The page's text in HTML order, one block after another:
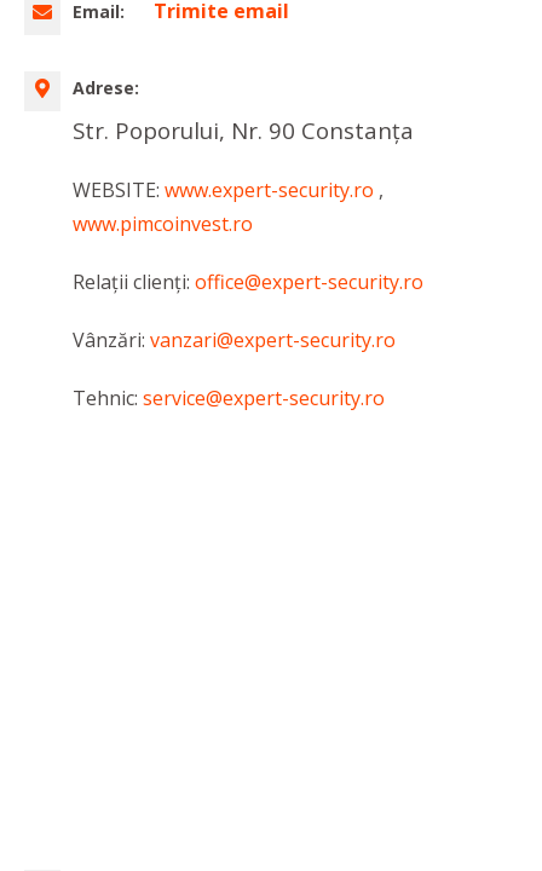
Email: Trimite email
Adrese:
Str. Poporului, Nr. 90 Constanţa
WEBSITE: www.expert-security.ro ,
www.pimcoinvest.ro
Relaţii clienţi: office@expert-security.ro
Vânzări: vanzari@expert-security.ro
Tehnic: service@expert-security.ro